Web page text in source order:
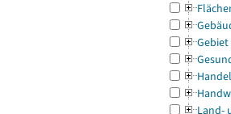
Gebiet
Land-